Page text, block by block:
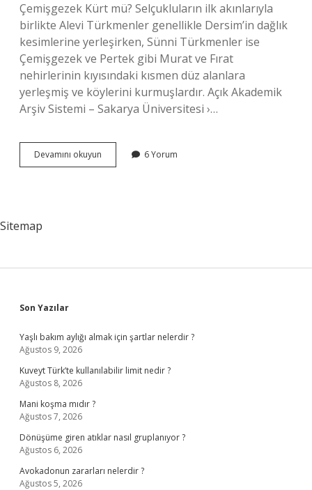
Çemişgezek Kürt mü? Selçukluların ilk akınlarıyla
birlikte Alevi Türkmenler genellikle Dersim’in dağlık
kesimlerine yerleşirken, Sünni Türkmenler ise
Çemişgezek ve Pertek gibi Murat ve Fırat
nehirlerinin kıyısındaki kısmen düz alanlara
yerleşmiş ve köylerini kurmuşlardır. Açık Akademik
Arşiv Sistemi – Sakarya Üniversitesi ›…
Devamını okuyun Çemişgezek
Ne
6 Yorum
Sitemap
Sidebar
Son Yazılar
Yaşlı bakım aylığı almak için şartlar nelerdir ?
Ağustos 9, 2026
Kuveyt Türk’te kullanılabilir limit nedir ?
Ağustos 8, 2026
Mani koşma mıdır ?
Ağustos 7, 2026
Dönüşüme giren atıklar nasıl gruplanıyor ?
Ağustos 6, 2026
Avokadonun zararları nelerdir ?
Ağustos 5, 2026